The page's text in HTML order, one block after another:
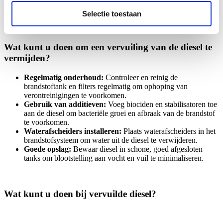
Selectie toestaan
Bereken vrijblijvend uw premie in slechts 3 minuten. Zo krijgt u
snel inzicht in de kosten én de dekkingen die bij uw situatie passen.
Bereken premie
Wat kunt u doen om een vervuiling van de diesel te
vermijden?
Regelmatig onderhoud: Controleer en reinig de
brandstoftank en filters regelmatig om ophoping van
verontreinigingen te voorkomen.
Gebruik van additieven: Voeg biociden en stabilisatoren toe
aan de diesel om bacteriële groei en afbraak van de brandstof
te voorkomen.
Waterafscheiders installeren: Plaats waterafscheiders in het
brandstofsysteem om water uit de diesel te verwijderen.
Goede opslag: Bewaar diesel in schone, goed afgesloten
tanks om blootstelling aan vocht en vuil te minimaliseren.
Wat kunt u doen bij vervuilde diesel?